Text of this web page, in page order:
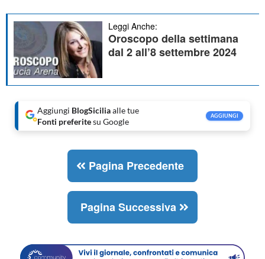
Leggi Anche:
Oroscopo della settimana
dal 2 all’8 settembre 2024
Aggiungi BlogSiciliaalle tue
Fonti preferitesu Google
AGGIUNGI
Pagina Precedente
Pagina Successiva